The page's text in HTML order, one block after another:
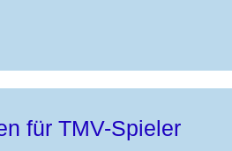
für TMV-Spieler